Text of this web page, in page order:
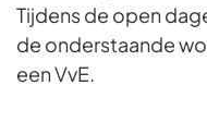
Tijdens de open
de onderstaande
een VvE.